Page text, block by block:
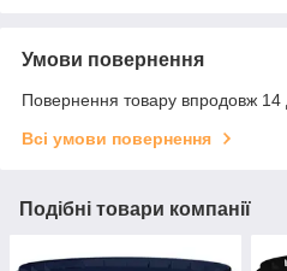
Умови повернення
Повернення товару впродовж 14
Всі умови повернення
Подібні товари компанії